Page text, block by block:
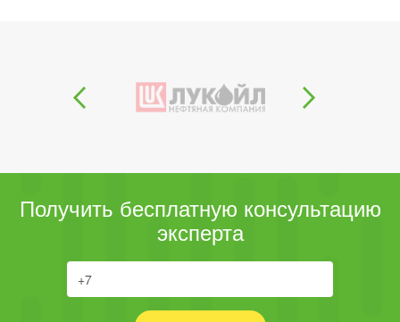
Получить бесплатную консультацию
эксперта